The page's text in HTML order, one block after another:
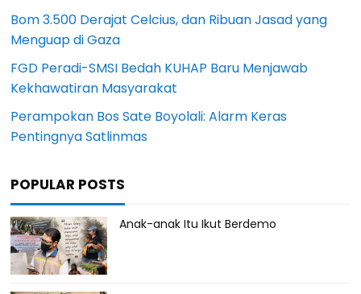
Bom 3.500 Derajat Celcius, dan Ribuan Jasad yang
Menguap di Gaza
FGD Peradi-SMSI Bedah KUHAP Baru Menjawab
Kekhawatiran Masyarakat
Perampokan Bos Sate Boyolali: Alarm Keras
Pentingnya Satlinmas
POPULAR POSTS
Anak-anak Itu Ikut Berdemo